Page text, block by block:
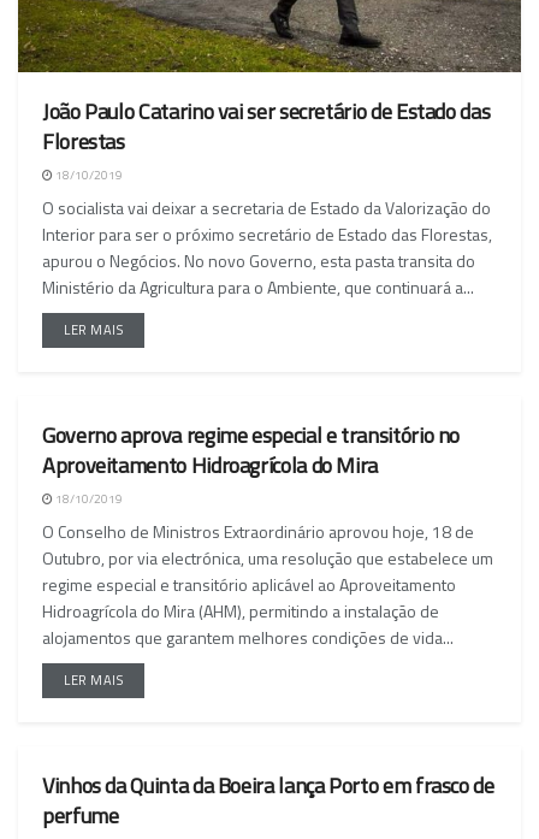
João Paulo Catarino vai ser secretário de Estado das
Florestas
18/10/2019
O socialista vai deixar a secretaria de Estado da Valorização do
Interior para ser o próximo secretário de Estado das Florestas,
apurou o Negócios. No novo Governo, esta pasta transita do
Ministério da Agricultura para o Ambiente, que continuará a...
LER MAIS
NACIONAL
Governo aprova regime especial e transitório no
Aproveitamento Hidroagrícola do Mira
18/10/2019
O Conselho de Ministros Extraordinário aprovou hoje, 18 de
Outubro, por via electrónica, uma resolução que estabelece um
regime especial e transitório aplicável ao Aproveitamento
Hidroagrícola do Mira (AHM), permitindo a instalação de
alojamentos que garantem melhores condições de vida...
LER MAIS
NACIONAL
Vinhos da Quinta da Boeira lança Porto em frasco de
perfume